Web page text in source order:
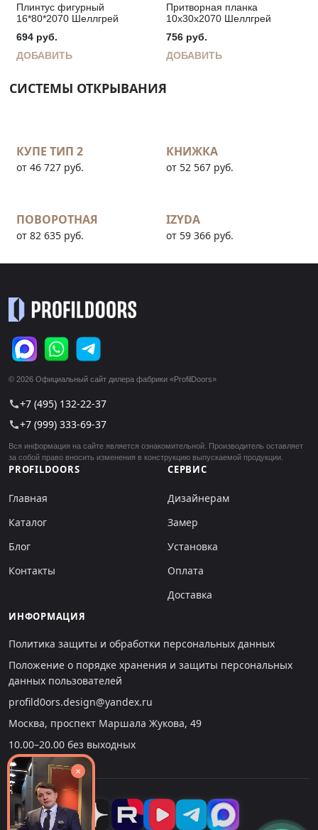
Плинтус фигурный
16*80*2070 Шеллгрей
694 руб.
ДОБАВИТЬ
Притворная планка
10х30х2070 Шеллгрей
756 руб.
ДОБАВИТЬ
СИСТЕМЫ ОТКРЫВАНИЯ
КУПЕ ТИП 2
от 46 727 руб.
КНИЖКА
от 52 567 руб.
ПОВОРОТНАЯ
от 82 635 руб.
IZYDA
от 59 366 руб.
© 2026 Официальный сайт дилера фабрики «ProfilDoors»
call+7 (495) 132-22-37
call+7 (999) 333-69-37
Вся информация на сайте является ознакомительной. Производитель оставляет
за собой право вносить изменения в конструкцию выпускаемой продукции.
PROFILDOORS
Главная
Каталог
Блог
Контакты
СЕРВИС
Дизайнерам
Замер
Установка
Оплата
Доставка
ИНФОРМАЦИЯ
Политика защиты и обработки персональных данных
Положение о порядке хранения и защиты персональных
данных пользователей
profild0ors.design@yandex.ru
Москва, проспект Маршала Жукова, 49
10.00–20.00 без выходных
×